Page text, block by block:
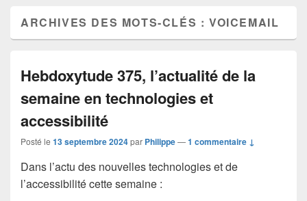
ARCHIVES DES MOTS-CLÉS :VOICEMAIL
Hebdoxytude 375, l’actualité de la
semaine en technologies et
accessibilité
Posté le 13 septembre 2024par Philippe—1 commentaire ↓
Dans l’actu des nouvelles technologies et de
l’accessibilité cette semaine :